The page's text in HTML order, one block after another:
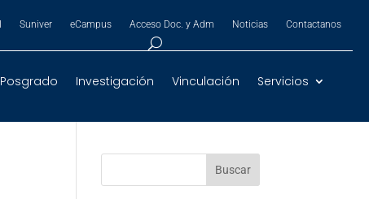
Suniver eCampus Acceso Doc. y Adm Noticias Contactanos
Posgrado Investigación Vinculación Servicios
Buscar